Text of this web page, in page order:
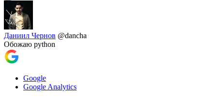
Даниил Чернов @dancha
Обожаю python
Google
Google Analytics